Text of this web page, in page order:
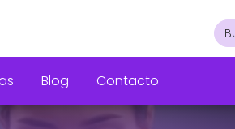
Blog Contacto